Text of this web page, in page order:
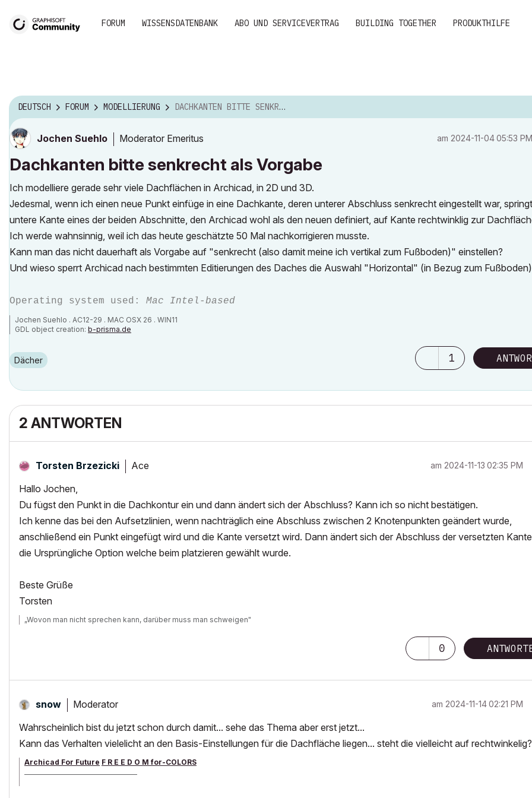
FORUM WISSENSDATENBANK ABO UND SERVICEVERTRAG BUILDING TOGETHER PRODUKTHILFE
DEUTSCH FORUM MODELLIERUNG DACHKANTEN BITTE SENKRECHT ALS VORGABE
Jochen Suehlo Moderator Emeritus am ‎2024-11-0405:53 PM
Dachkanten bitte senkrecht als Vorgabe
Ich modelliere gerade sehr viele Dachflächen in Archicad, in 2D und 3D.
Jedesmal, wenn ich einen neue Punkt einfüge in eine Dachkante, deren unterer Abschluss senkrecht eingestellt war,
untere Kante eines der beiden Abschnitte, den Archicad wohl als den neuen definiert, auf Kante rechtwinklig zur
Ich werde wahnsinnig, weil ich das heute geschätzte 50 Mal nachkorrigieren musste.
Kann man das nicht dauerhaft als Vorgabe auf "senkrecht (also damit meine ich vertikal zum Fußboden)" einstellen?
Und wieso sperrt Archicad nach bestimmten Editierungen des Daches die Auswahl "Horizontal" (in Bezug zum
Operating system used: Mac Intel-based
Jochen Suehlo . AC12-29 . MAC OSX 26 . WIN11
GDL object creation: b-prisma.de
Dächer 1
2 ANTWORTEN
Torsten Brzezicki Ace am ‎2024-11-13 02:35 PM
Hallo Jochen,
Du fügst den Punkt in die Dachkontur ein und dann ändert sich der Abschluss? Kann ich so nicht bestätigen.
Ich kenne das bei den Aufsetzlinien, wenn nachträglich eine Abschluss zwischen 2 Knotenpunkten geändert wurde,
anschließend ein Punkt eingefügt wird und die Kante versetzt wird. Dann ändert sich der Abschluss der versetzten
die Ursprüngliche Option welche beim platzieren gewählt wurde.
Beste Grüße
Torsten
„Wovon man nicht sprechen kann, darüber muss man schweigen"
0
snow Moderator am ‎2024-11-1402:21 PM
Wahrscheinlich bist du jetzt schon durch damit... sehe das Thema aber erst jetzt...
Kann das Verhalten vielelicht an den Basis-Einstellungen für die Dachfläche liegen... steht die vielleicht auf rechtwinkelig?
Archicad For Future F R E E D O M for-COLORS